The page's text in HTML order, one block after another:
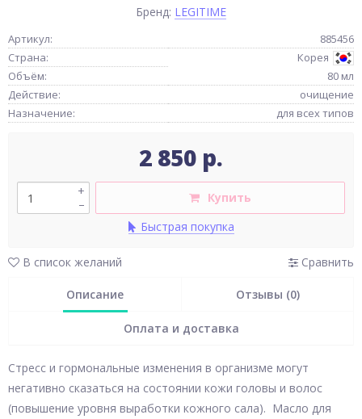
Бренд: LEGITIME
Артикул:
885456
Страна:
Корея
Объём:
80 мл
Действие:
очищение
Назначение:
для всех типов
2 850 р.
–
+
Купить
Быстрая покупка
В список желаний Сравнить
Описание Отзывы (0)
Оплата и доставка
Стресс и гормональные изменения в организме могут
негативно сказаться на состоянии кожи головы и волос
(повышение уровня выработки кожного сала). Масло для